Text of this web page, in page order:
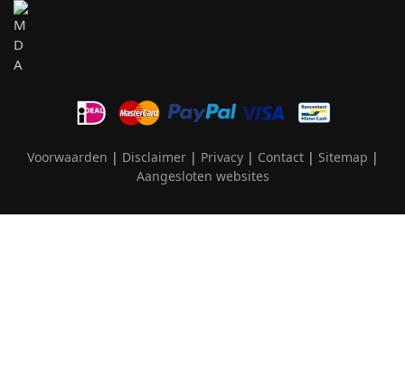
Voorwaarden | Disclaimer| Privacy| Contact| Sitemap |
Aangesloten websites